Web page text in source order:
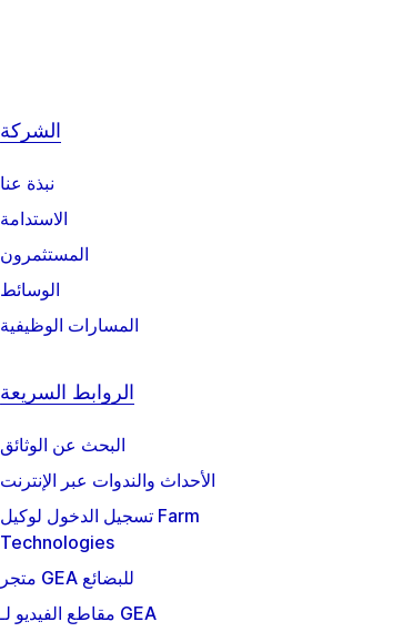
الشركة
نبذة عنا
الاستدامة
المستثمرون
الوسائط
المسارات الوظيفية
الروابط السريعة
البحث عن الوثائق
الأحداث والندوات عبر الإنترنت
تسجيل الدخول لوكيل Farm
Technologies
متجر GEA للبضائع
مقاطع الفيديو لـ GEA